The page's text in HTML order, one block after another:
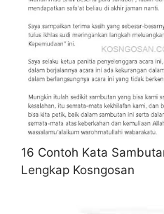
16 Contoh Kata
Lengkap Kosngosan